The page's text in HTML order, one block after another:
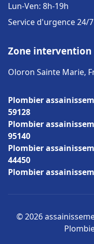
Lun-Ven: 8h-19h
Service d'urgence 24/7
Zone intervention
Oloron Sainte Marie,
Plombier
59128
Plombier
95140
Plombier
44450
Plombier
© 2026